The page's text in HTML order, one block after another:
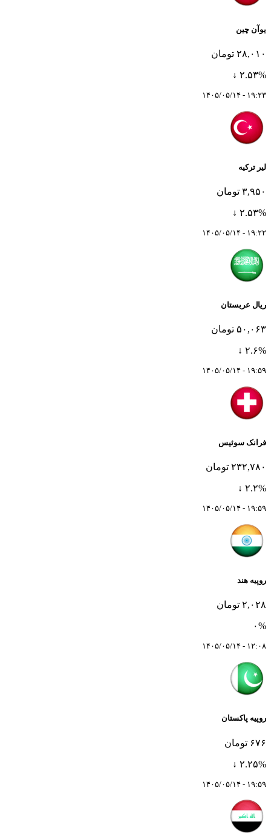
یوآن چین
۲۸,۰۱۰ تومان
۲.۵۳% ↓
۱۹:۲۳ - ۱۴۰۵/۰۵/۱۴
لیر ترکیه
۳,۹۵۰ تومان
۲.۵۳% ↓
۱۹:۲۲ - ۱۴۰۵/۰۵/۱۴
ریال عربستان
۵۰,۰۶۳ تومان
۲.۶% ↓
۱۹:۵۹ - ۱۴۰۵/۰۵/۱۴
فرانک سوئیس
۲۳۲,۷۸۰ تومان
۲.۲% ↓
۱۹:۵۹ - ۱۴۰۵/۰۵/۱۴
روپیه هند
۲,۰۲۸ تومان
۰%
۱۲:۰۸ - ۱۴۰۵/۰۵/۱۴
روپیه پاکستان
۶۷۶ تومان
۲.۲۵% ↓
۱۹:۵۹ - ۱۴۰۵/۰۵/۱۴